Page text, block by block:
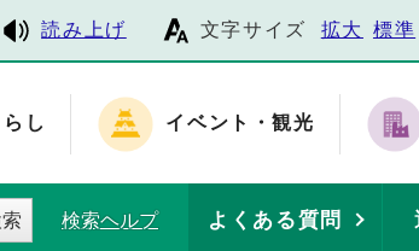
読み上げ 文字サイズ 拡大 標準
らし イベント・観光
検索ヘルプ よくある質問